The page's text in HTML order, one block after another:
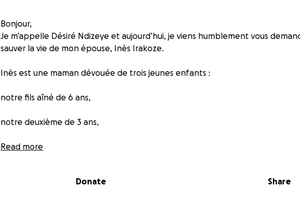
Bonjour,
Je m’appelle Désiré Ndizeye et aujourd’hui, je viens humblement vous
sauver la vie de mon épouse, Inès Irakoze.
Inès est une maman dévouée de trois jeunes enfants :
notre fils aîné de 6 ans,
notre deuxième de 3 ans,
et notre dernier bébé de 1 an.
amour. Mais aujourd’hui, sa vie est gravement menacée par une tumeur au
Read more
Donate Share